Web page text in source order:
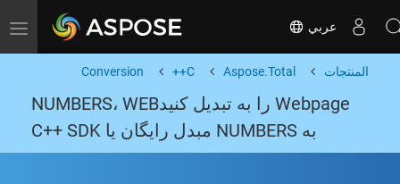
Toggle navigation عربي
المنتجات Aspose.Total
C++
Conversion
Webpage را به تبدیل کنیدNUMBERS، WEB
به NUMBERS مبدل رایگان یا C++ SDK